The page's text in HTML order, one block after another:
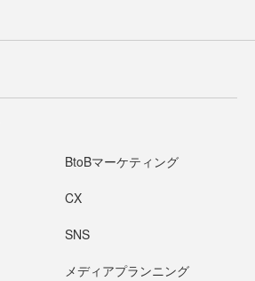
BtoBマーケティング
CX
SNS
メディアプランニング